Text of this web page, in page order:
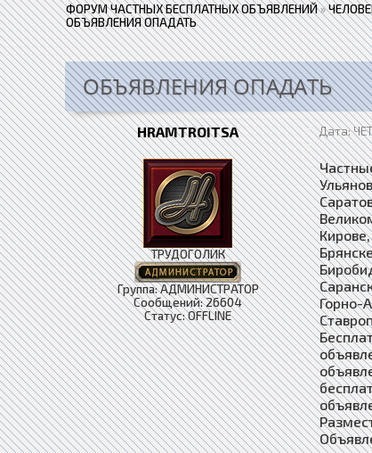
ФОРУМ ЧАСТНЫХ БЕСПЛАТНЫХ ОБЪЯВЛЕНИЙ»
ОБЪЯВЛЕНИЯ ОПАДАТЬ
ОБЪЯВЛЕНИЯ ОПАДАТЬ
HRAMTROITSA Дата:
ТРУДОГОЛИК
Группа: АДМИНИСТРАТОР
Сообщений:26604
Статус:OFFLINE
Горно-